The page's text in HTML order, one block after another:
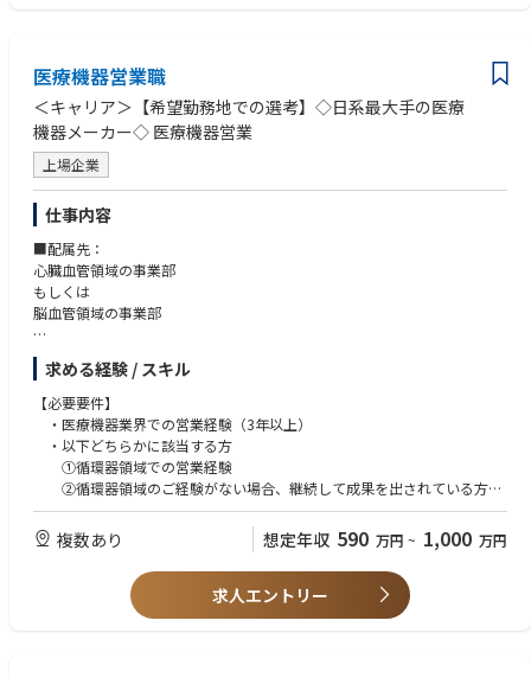
担当製品:
リルザブルチニブ(上市予定): ITP（免疫性血小板減少症）領域では世界初
となるBTK阻害剤して、これまでにない作用機序をもつ新たな治療選択肢
として期待される革新的治療薬
カブリビ: 後天性TTP（後天性血栓性血小板減少症）における生存率の改善
に貢献できる重要な治療薬
RBD IMH CSAに求められる役割
サノフィの企業文化と戦略の中核をなすTake the Leadビヘイビアは、RBD
IMH CSAが日々の業務で体現すべき行動指針です。IMH領域におけるフィー
ルドのリーダーとして、以下の4つのビヘイビアを実践することが強く求
められます。これによりRBDフランチャイズの模範的なCSAとして存在い
ただきます。
Act for Patients（患者さんのために行動する）
Lead Together（ともにリードする）
踏まえて下記を役割として示します。
同エリアで活動するHaC, ISAチームメンバーと建設的な関係を構築し、シ
ナジーを意識した情報交換と協働を実現できる
において成果を出す
営業所内において、常に前向きな姿勢で必要と思える発言、提案をする
・現時点では不問だが、対する学習意欲を有し研鑽できる人
医療機器営業職
＜キャリア＞【希望勤務地での選考】◇日系最大手の医療
機器メーカー◇ 医療機器営業
上場企業
仕事内容
■配属先：
心臓血管領域の事業部
もしくは
脳血管領域の事業部
■業務内容
・販売活動・各種販促イベントの企画運営
・製品適正使用のための技術サポート
・製品適正使用に必要となる文献・資料・製品関連情報の提供
■担当顧客に関して：
大学病院などの基幹病院を担当いただきます。
■担当診療科
循環器内科もしくは脳神経外科への訪問となります。
医療機関や担当製品により、放射線科、心臓血管外科、血管外科などにも
求める経験 / スキル
【必要要件】
・医療機器業界での営業経験（3年以上）
・以下どちらかに該当する方
①循環器領域での営業経験
②循環器領域のご経験がない場合、継続して成果を出されている方
・普通自動車第一種免許
・大卒以上
【希望スキル等】
・オペ室、カテーテル検査室、内視鏡室などでの臨床立ち合い
・KOLドクターとの折衝経験
複数あり 想定年収 590 万円 ~ 1,000 万円
求人エントリー